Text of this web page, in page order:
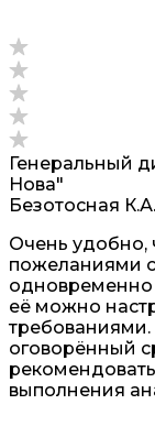
Генеральный
Нова"
Безотосная К.А.
Очень удобно,
пожеланиями
одновременно
её можно
оговорённый
выполнения